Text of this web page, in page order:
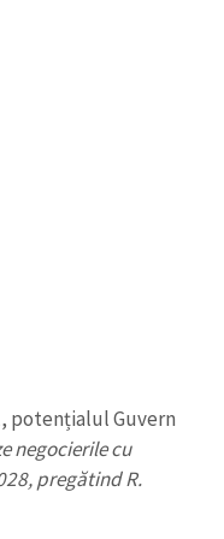
potențialul Guvern
negocierile cu
pregătind R.